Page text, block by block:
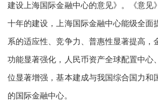
建设上海国际金融中心的意见》。《意见
十年的建设，上海国际金融中心能级全面
系的适应性、竞争力、普惠性显著提高，
功能显著强化，人民币资产全球配置中心
位显著增强，基本建成与我国综合国力和
的国际金融中心。